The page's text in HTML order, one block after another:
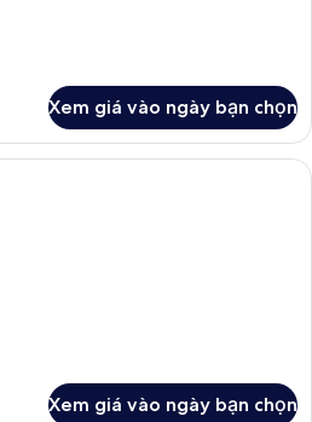
Xem giá vào ngày bạn chọn
Phòng dành cho gia đình | Bộ đồ
Xem giá vào ngày bạn chọn